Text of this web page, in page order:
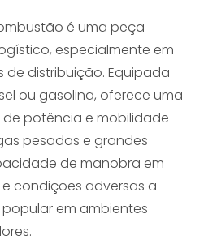
é uma peça
especialmente em
de distribuição. Equipada
ou gasolina, oferece uma
potência e mobilidade
pesadas e grandes
de manobra em
condições adversas a
em ambientes